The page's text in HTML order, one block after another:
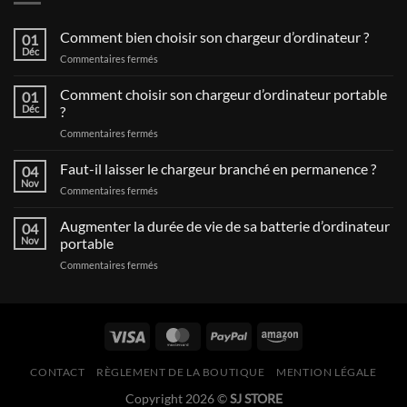
01
Déc
Comment bien choisir son chargeur d’ordinateur ?
Commentaires fermés
bien
choisir
chargeur
?
01
Déc
Comment choisir son chargeur d’ordinateur portable
?
Commentaires fermés
choisir
son
chargeur
portable
04
Nov
Faut-il laisser le chargeur branché en permanence ?
Commentaires fermés
laisser
chargeur
04
Nov
Augmenter la durée de vie de sa batterie d’ordinateur
portable
Commentaires fermés
vie
sa
d’ordinateur
CONTACT RÈGLEMENT DE LA BOUTIQUE MENTION LÉGALE
Copyright 2026 ©SJ STORE